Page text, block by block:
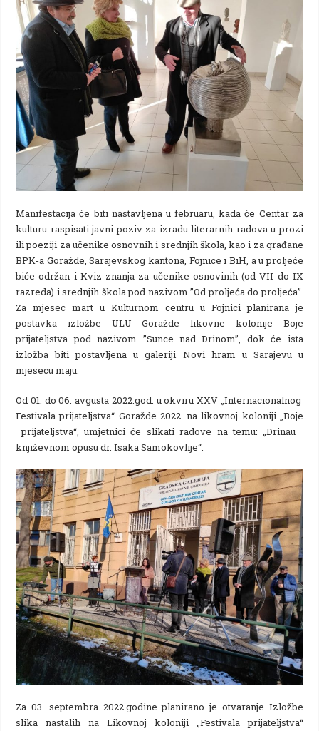
Manifestacija će biti nastavljena u februaru, kada će Centar za
kulturu raspisati javni poziv za izradu literarnih radova u prozi
ili poeziji za učenike osnovnih i srednjih škola, kao i za građane
BPK-a Goražde, Sarajevskog kantona, Fojnice i BiH, a u proljeće
biće održan i Kviz znanja za učenike osnovinih (od VII do IX
razreda) i srednjih škola pod nazivom ”Od proljeća do proljeća”.
Za mjesec mart u Kulturnom centru u Fojnici planirana je
postavka izložbe ULU Goražde likovne kolonije Boje
prijateljstva pod nazivom ”Sunce nad Drinom”, dok će ista
izložba biti postavljena u galeriji Novi hram u Sarajevu u
mjesecu maju.
Od 01. do 06. avgusta 2022.god. u okviru XXV „Internacionalnog
Festivala prijateljstva“ Goražde 2022. na likovnoj koloniji „Boje
prijateljstva“, umjetnici će slikati radove na temu: „Drinau
književnom opusu dr. Isaka Samokovlije“.
Za 03. septembra 2022.godine planirano je otvaranje Izložbe
slika nastalih na Likovnoj koloniji „Festivala prijateljstva“